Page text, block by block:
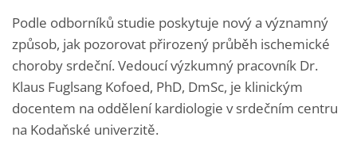
Podle odborníků studie poskytuje nový a významný
způsob, jak pozorovat přirozený průběh ischemické
choroby srdeční. Vedoucí výzkumný pracovník Dr.
Klaus Fuglsang Kofoed, PhD, DmSc, je klinickým
docentem na oddělení kardiologie v srdečním centru
na Kodaňské univerzitě.